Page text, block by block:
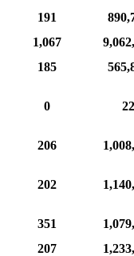
191
1,067
185
0 22
206
202
351
207